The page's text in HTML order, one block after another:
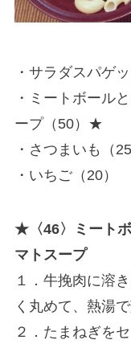
・サラダスパゲ
・ミートボール
ープ（50）★
・さつまいも（25
・いちご（20）
★〈46〉ミート
マトスープ
１．牛挽肉に溶
く丸めて、熱湯
２．たまねぎを